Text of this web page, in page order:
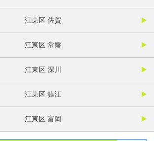
江東区 佐賀
江東区 常盤
江東区 深川
江東区 猿江
江東区 富岡